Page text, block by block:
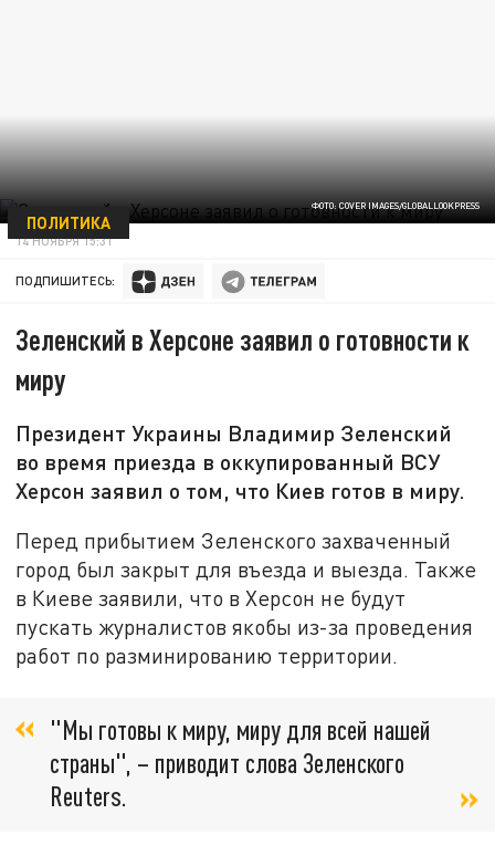
ФОТО: COVER IMAGES/GLOBALLOOKPRESS
ПОЛИТИКА
14 НОЯБРЯ 15:31
ПОДПИШИТЕСЬ:
Зеленский в Херсоне заявил о готовности к
миру
Президент Украины Владимир Зеленский
во время приезда в оккупированный ВСУ
Херсон заявил о том, что Киев готов в миру.
Перед прибытием Зеленского захваченный
город был закрыт для въезда и выезда. Также
в Киеве заявили, что в Херсон не будут
пускать журналистов якобы из-за проведения
работ по разминированию территории.
"Мы готовы к миру, миру для всей нашей
страны", – приводит слова Зеленского
Reuters.